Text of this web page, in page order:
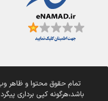
تمام حقوق محتوا و ظاهر
باشد،هرگونه کپی برداری پیگرد